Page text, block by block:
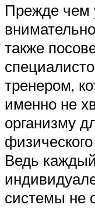
Прежде чем
также
тренером,
именно не
организму
Ведь
системы не